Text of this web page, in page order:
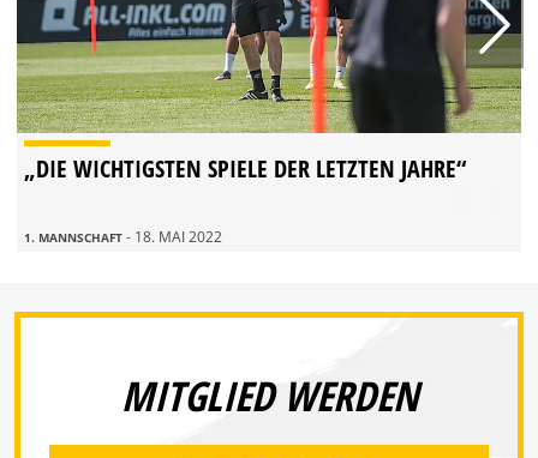
„DIE WICHTIGSTEN SPIELE DER LETZTEN JAHRE“
1. MANNSCHAFT - 18. MAI 2022
MITGLIED WERDEN